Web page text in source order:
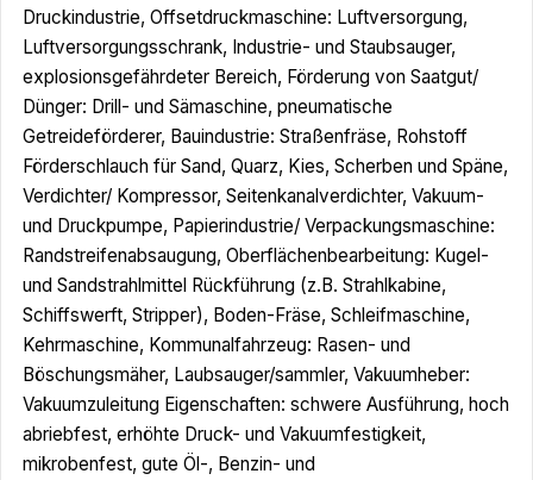
Druckindustrie, Offsetdruckmaschine: Luftversorgung,
Luftversorgungsschrank, Industrie- und Staubsauger,
explosionsgefährdeter Bereich, Förderung von Saatgut/
Dünger: Drill- und Sämaschine, pneumatische
Getreideförderer, Bauindustrie: Straßenfräse, Rohstoff
Förderschlauch für Sand, Quarz, Kies, Scherben und Späne,
Verdichter/ Kompressor, Seitenkanalverdichter, Vakuum-
und Druckpumpe, Papierindustrie/ Verpackungsmaschine:
Randstreifenabsaugung, Oberflächenbearbeitung: Kugel-
und Sandstrahlmittel Rückführung (z.B. Strahlkabine,
Schiffswerft, Stripper), Boden-Fräse, Schleifmaschine,
Kehrmaschine, Kommunalfahrzeug: Rasen- und
Böschungsmäher, Laubsauger/sammler, Vakuumheber:
Vakuumzuleitung Eigenschaften: schwere Ausführung, hoch
abriebfest, erhöhte Druck- und Vakuumfestigkeit,
mikrobenfest, gute Öl-, Benzin- und